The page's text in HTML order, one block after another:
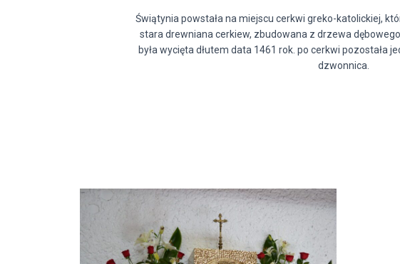
Świątynia powstała na miejscu cerkwi greko-katolickiej,
stara drewniana cerkiew, zbudowana z drzewa
była wycięta dłutem data 1461 rok. po cerkwi pozostała
dzwonnica.